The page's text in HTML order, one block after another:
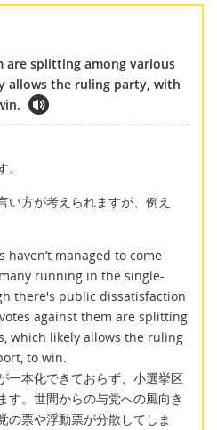
are splitting among various
allows the ruling party, with
い方が考えられますが、例え
managed to come
running in the single-
there's public dissatisfaction
against them are splitting
which likely allows the ruling
to win.
一本化できておらず、小選挙区
す。世間からの与党への風向き
の票や浮動票が分散してしま